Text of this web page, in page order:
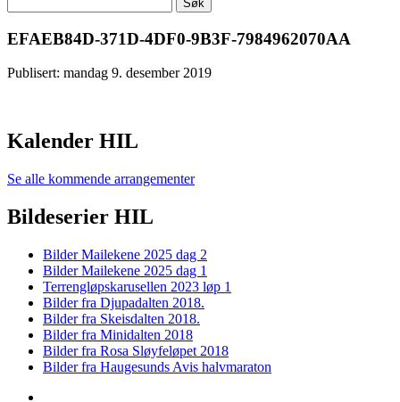
etter:
EFAEB84D-371D-4DF0-9B3F-7984962070AA
Publisert: mandag 9. desember 2019
Kalender HIL
Se alle kommende arrangementer
Bildeserier HIL
Bilder Mailekene 2025 dag 2
Bilder Mailekene 2025 dag 1
Terrengløpskarusellen 2023 løp 1
Bilder fra Djupadalten 2018.
Bilder fra Skeisdalten 2018.
Bilder fra Minidalten 2018
Bilder fra Rosa Sløyfeløpet 2018
Bilder fra Haugesunds Avis halvmaraton